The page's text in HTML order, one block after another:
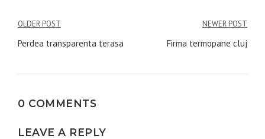
Navigare
în
OLDER POST
Perdea transparenta terasa
NEWER POST
Firma termopane cluj
0 COMMENTS
LEAVE A REPLY